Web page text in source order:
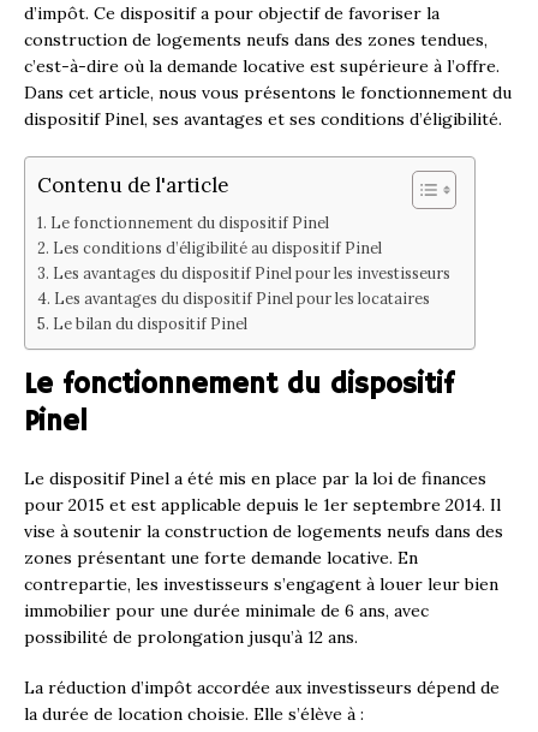
d’impôt. Ce dispositif a pour objectif de favoriser la
construction de logements neufs dans des zones tendues,
c’est-à-dire où la demande locative est supérieure à l’offre.
Dans cet article, nous vous présentons le fonctionnement du
dispositif Pinel, ses avantages et ses conditions d’éligibilité.
Contenu de l'article
Le fonctionnement du dispositif Pinel
Les conditions d’éligibilité au dispositif Pinel
Les avantages du dispositif Pinel pour les investisseurs
Les avantages du dispositif Pinel pour les locataires
Le bilan du dispositif Pinel
Le fonctionnement du dispositif
Pinel
Le dispositif Pinel a été mis en place par la loi de finances
pour 2015 et est applicable depuis le 1er septembre 2014. Il
vise à soutenir la construction de logements neufs dans des
zones présentant une forte demande locative. En
contrepartie, les investisseurs s’engagent à louer leur bien
immobilier pour une durée minimale de 6 ans, avec
possibilité de prolongation jusqu’à 12 ans.
La réduction d’impôt accordée aux investisseurs dépend de
la durée de location choisie. Elle s’élève à :